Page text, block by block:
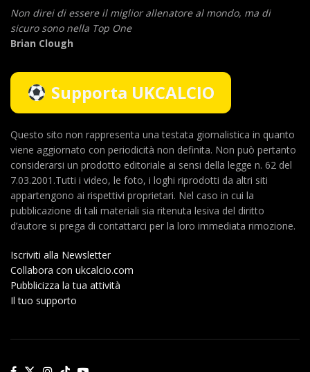
Non direi di essere il miglior allenatore al mondo, ma di
sicuro sono nella Top One
Brian Clough
Supporta UKCALCIO
Questo sito non rappresenta una testata giornalistica in quanto
viene aggiornato con periodicità non definita. Non può pertanto
considerarsi un prodotto editoriale ai sensi della legge n. 62 del
7.03.2001.Tutti i video, le foto, i loghi riprodotti da altri siti
appartengono ai rispettivi proprietari. Nel caso in cui la
pubblicazione di tali materiali sia ritenuta lesiva del diritto
d’autore si prega di contattarci per la loro immediata rimozione.
Iscriviti alla Newsletter
Collabora con ukcalcio.com
Pubblicizza la tua attività
Il tuo supporto